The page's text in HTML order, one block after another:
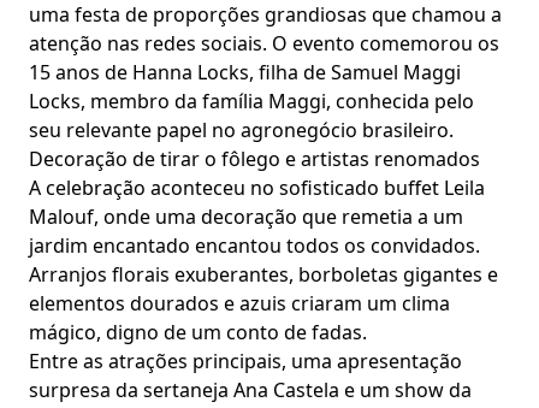
uma festa de proporções grandiosas que chamou a
atenção nas redes sociais. O evento comemorou os
15 anos de Hanna Locks, filha de Samuel Maggi
Locks, membro da família Maggi, conhecida pelo
seu relevante papel no agronegócio brasileiro.
Decoração de tirar o fôlego e artistas renomados
A celebração aconteceu no sofisticado buffet Leila
Malouf, onde uma decoração que remetia a um
jardim encantado encantou todos os convidados.
Arranjos florais exuberantes, borboletas gigantes e
elementos dourados e azuis criaram um clima
mágico, digno de um conto de fadas.
Entre as atrações principais, uma apresentação
surpresa da sertaneja Ana Castela e um show da